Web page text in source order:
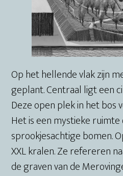
Op het hellende vlak zijn
geplant. Centraal ligt een
Deze open plek in het bos
Het is een mystieke
sprookjesachtige bomen.
XXL kralen. Ze refereren
de graven van de